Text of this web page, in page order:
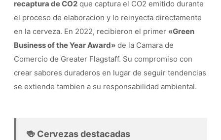
recaptura de CO2 que captura el CO2 emitido durante
el proceso de elaboracion y lo reinyecta directamente
en la cerveza. En 2022, recibieron el primer «Green
Business of the Year Award» de la Camara de
Comercio de Greater Flagstaff. Su compromiso con
crear sabores duraderos en lugar de seguir tendencias
se extiende tambien a su responsabilidad ambiental.
🍻 Cervezas destacadas